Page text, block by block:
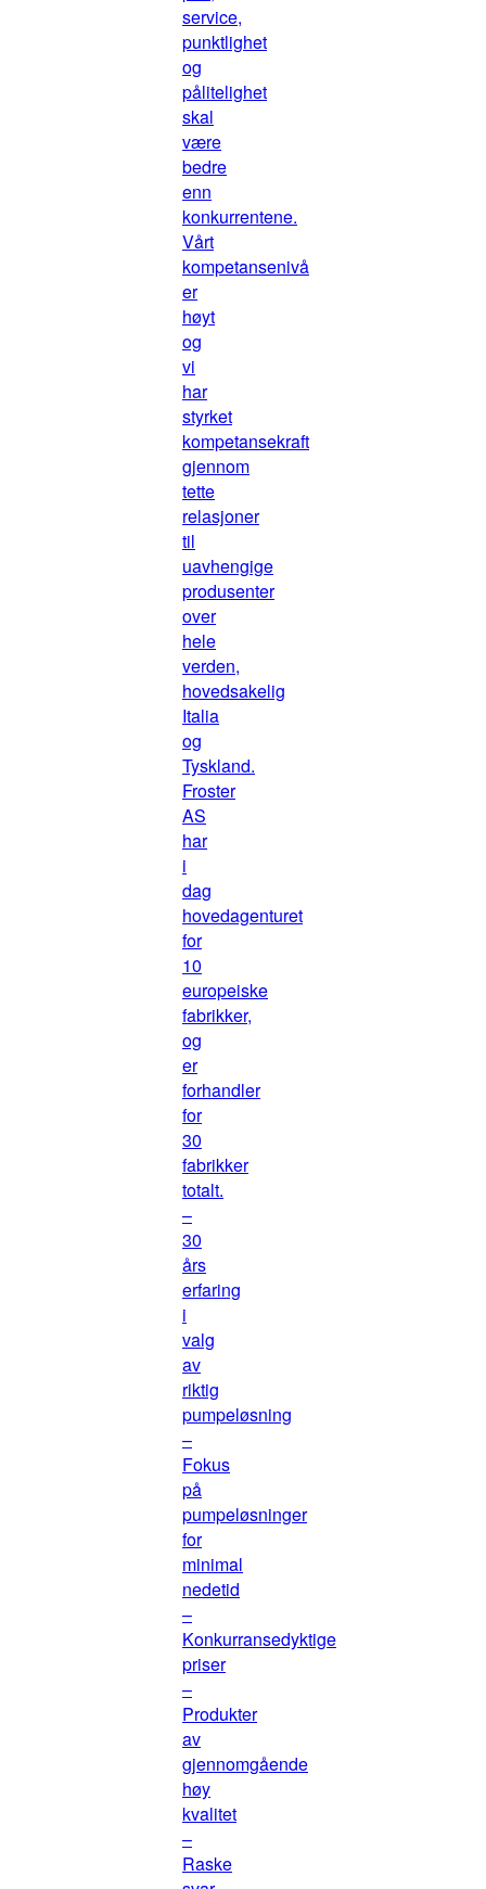
service,
punktlighet
og
pålitelighet
skal
være
bedre
enn
konkurrentene.
Vårt
kompetansenivå
er
høyt
og
vi
har
styrket
kompetansekraft
gjennom
tette
relasjoner
til
uavhengige
produsenter
over
hele
verden,
hovedsakelig
Italia
og
Tyskland.
Froster
AS
har
i
dag
hovedagenturet
for
10
europeiske
fabrikker,
og
er
forhandler
for
30
fabrikker
totalt.
–
30
års
erfaring
i
valg
av
riktig
pumpeløsning
–
Fokus
på
pumpeløsninger
for
minimal
nedetid
–
Konkurransedyktige
priser
–
Produkter
av
gjennomgående
høy
kvalitet
–
Raske